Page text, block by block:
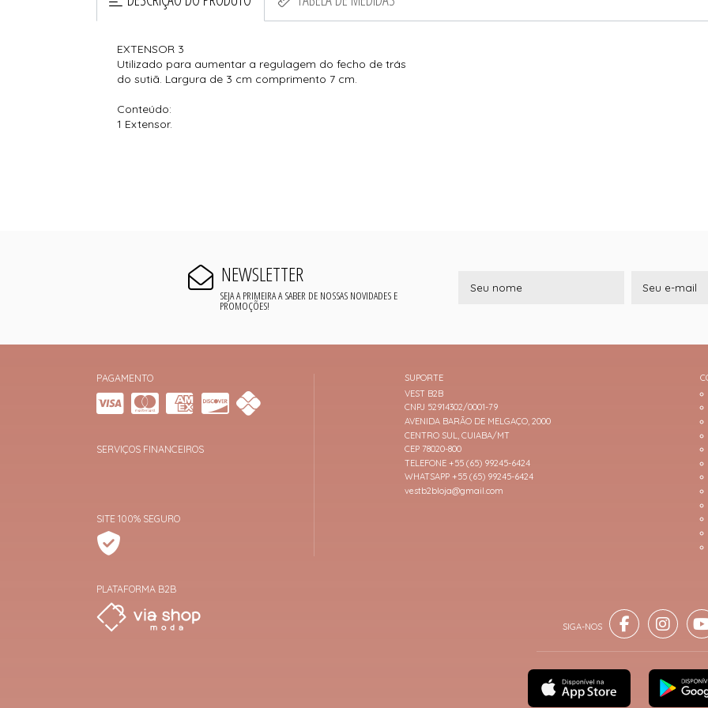
EXTENSOR 3
Utilizado para aumentar a regulagem do fecho de trás
do sutiã. Largura de 3 cm comprimento 7 cm.
Conteúdo:
1 Extensor.
NEWSLETTER
SEJA A PRIMEIRA A SABER DE NOSSAS NOVIDADES E
PROMOÇÕES!
PAGAMENTO
SERVIÇOS FINANCEIROS
SITE 100% SEGURO
PLATAFORMA B2B
SUPORTE
VEST B2B
CNPJ 52914302/0001-79
AVENIDA BARÃO DE MELGAÇO, 2000
CENTRO SUL, CUIABA/MT
CEP 78020-800
TELEFONE +55 (65) 99245-6424
WHATSAPP +55 (65) 99245-6424
vestb2bloja@gmail.com